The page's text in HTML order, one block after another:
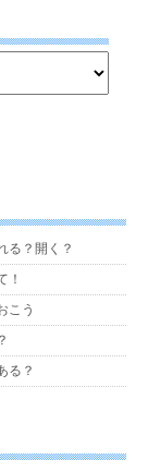
る？開く？
！
こう
る？